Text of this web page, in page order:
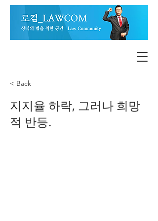
< Back
지지율 하락, 그러나 희망
적 반등.